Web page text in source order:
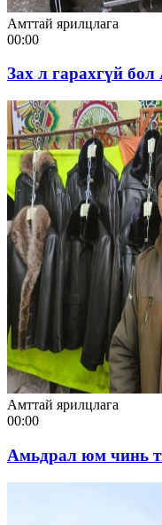
Амттай ярилцлага
00:00
Зах л гарахгүй
Амттай ярилцлага
00:00
Амьдрал юм чинь